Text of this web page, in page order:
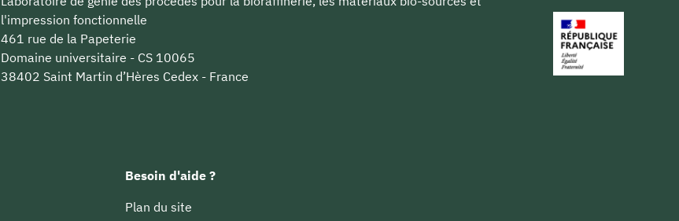
l'impression fonctionnelle
461 rue de la Papeterie
Domaine universitaire - CS 10065
38402 Saint Martin d’Hères Cedex - France
Besoin d'aide ?
Plan du site